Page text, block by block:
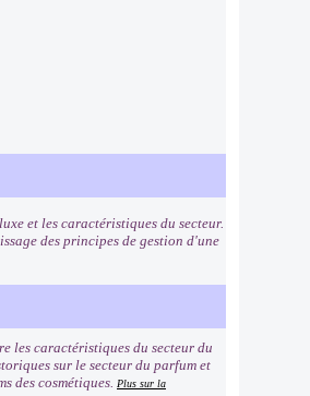
et les caractéristiques du secteur.
des principes de gestion d'une
les caractéristiques du secteur du
sur le secteur du parfum et
des cosmétiques. Plus sur la